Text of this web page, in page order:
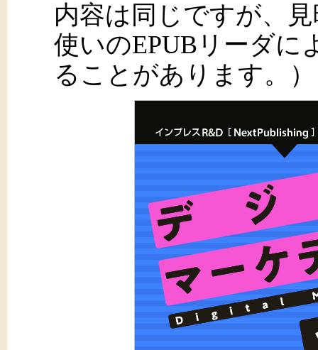
内容は同じですが、
使いのEPUBリーダに
ることがあります。）